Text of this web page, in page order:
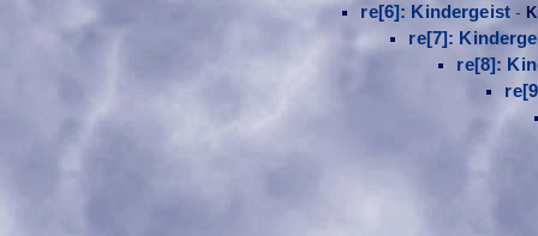
re[6]: Kindergeist -
re[7]:
re[8]: